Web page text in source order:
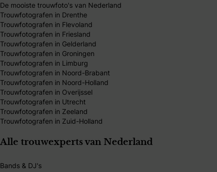
De mooiste trouwfoto's van Nederland
Trouwfotografen in Drenthe
Trouwfotografen in Flevoland
Trouwfotografen in Friesland
Trouwfotografen in Gelderland
Trouwfotografen in Groningen
Trouwfotografen in Limburg
Trouwfotografen in Noord-Brabant
Trouwfotografen in Noord-Holland
Trouwfotografen in Overijssel
Trouwfotografen in Utrecht
Trouwfotografen in Zeeland
Trouwfotografen in Zuid-Holland
Alle trouwexperts van Nederland
Bands & DJ's